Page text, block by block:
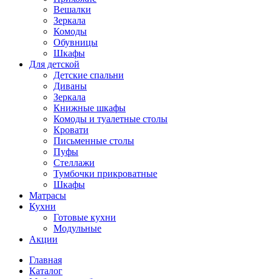
Вешалки
Зеркала
Комоды
Обувницы
Шкафы
Для детской
Детские спальни
Диваны
Зеркала
Книжные шкафы
Комоды и туалетные столы
Кровати
Письменные столы
Пуфы
Стеллажи
Тумбочки прикроватные
Шкафы
Матрасы
Кухни
Готовые кухни
Модульные
Акции
Главная
Каталог